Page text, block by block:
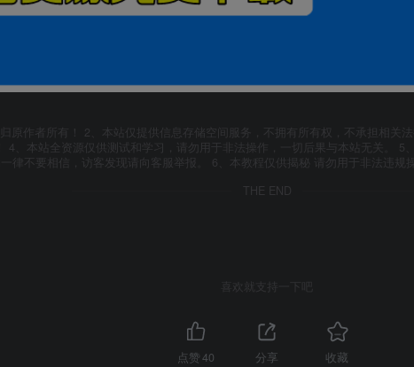
原作者所有！ 2、本站仅提供信息存储空间服务，不拥有所有权，不承担相关
4、本站全资源仅供测试和学习，请勿用于非法操作，一切后果与本站无关。
律不要相信，访客发现请向客服举报。 6、本教程仅供揭秘 请勿用于非法违规
THE END
喜欢就支持一下吧
点赞40 分享 收藏